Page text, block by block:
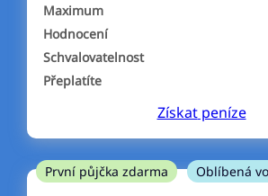
–
ano
ne
ano
ne
Maximum
Hodnocení
Schvalovatelnost
Přeplatíte
Získatpeníze
První půjčka zdarma Oblíbená